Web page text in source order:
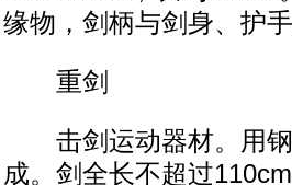
缘物，剑柄与剑身、护手
重剑
击剑运动器材。用钢
成。剑全长不超过